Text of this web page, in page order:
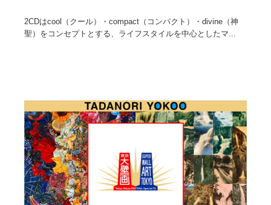
2CDはcool（クール）・compact（コンパクト）・divine（神
聖）をコンセプトとする、ライフスタイルを中心としたマ...